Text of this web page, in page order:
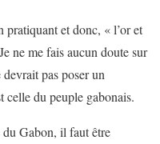
pratiquant et donc, « l’or et
ne me fais aucun doute sur
pas poser un
celle du peuple gabonais.
Gabon, il faut être